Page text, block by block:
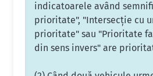
indicatoarele având
prioritate", "Intersecţie cu
prioritate" sau "Prioritate
din sens invers" are